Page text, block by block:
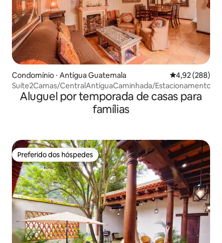
Condomínio ⋅ Antígua Guatemala 4,92 de uma
4,92 (288)
Suíte2Camas/CentralAntíguaCaminhada/
Aluguel por temporada de casas para
famílias
Preferido dos hóspedes
Preferido dos hóspedes